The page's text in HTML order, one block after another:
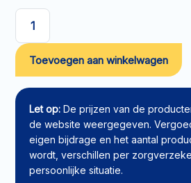
Absorberend
verband
HEKA
Sorb
10x10cm
aantal
Toevoegen aan winkelwagen
Let op: De prijzen van de
de website weergegeven.
eigen bijdrage en het aantal
wordt, verschillen per
persoonlijke situatie.